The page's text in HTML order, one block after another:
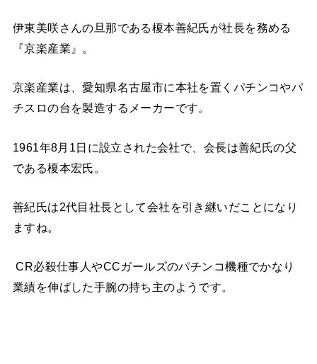
伊東美咲さんの旦那である榎本善紀氏が社長を務める
『京楽産業』。
京楽産業は、愛知県名古屋市に本社を置くパチンコやパ
チスロの台を製造するメーカーです。
1961年8月1日に設立された会社で、会長は善紀氏の父
である榎本宏氏。
善紀氏は2代目社長として会社を引き継いだことになり
ますね。
CR必殺仕事人やCCガールズのパチンコ機種でかなり
業績を伸ばした手腕の持ち主のようです。